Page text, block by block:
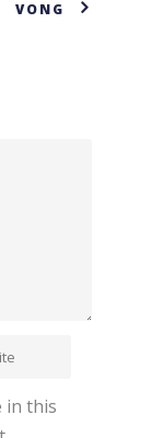
VONG
in this